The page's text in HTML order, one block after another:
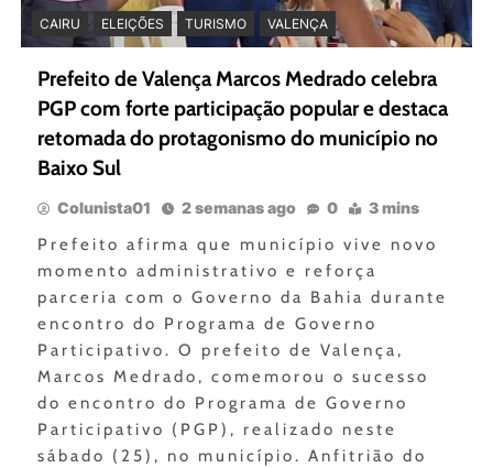
CAIRU ELEIÇÕES TURISMO VALENÇA
Prefeito de Valença Marcos Medrado celebra
PGP com forte participação popular e destaca
retomada do protagonismo do município no
Baixo Sul
Colunista01 2 semanas ago 0 3 mins
Prefeito afirma que município vive novo
momento administrativo e reforça
parceria com o Governo da Bahia durante
encontro do Programa de Governo
Participativo. O prefeito de Valença,
Marcos Medrado, comemorou o sucesso
do encontro do Programa de Governo
Participativo (PGP), realizado neste
sábado (25), no município. Anfitrião do